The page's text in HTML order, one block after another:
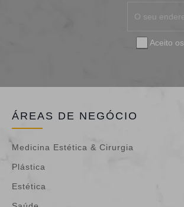
Aceito os
ÁREAS DE NEGÓCIO
Medicina Estética & Cirurgia
Plástica
Estética